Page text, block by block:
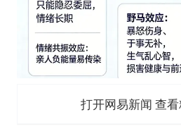
打开网易新闻 查